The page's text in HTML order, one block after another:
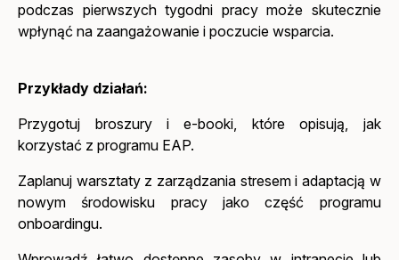
podczas pierwszych tygodni pracy może skutecznie
wpłynąć na zaangażowanie i poczucie wsparcia.
Przykłady działań:
Przygotuj broszury i e-booki, które opisują, jak
korzystać z programu EAP.
Zaplanuj warsztaty z zarządzania stresem i adaptacją w
nowym środowisku pracy jako część programu
onboardingu.